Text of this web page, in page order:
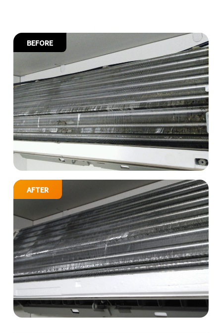
エアコンクリーニング
水回りクリーニング
サービス一覧 +
事例
お客様の声
BEFORE
AFTER